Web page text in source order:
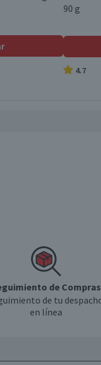
90 g
4.7
de Compras
de tu
en línea